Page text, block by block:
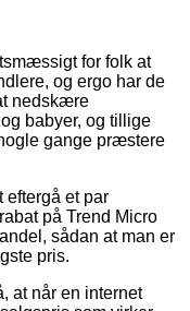
for folk at
og ergo har de
nedskære
babyer, og tillige
gange præstere
eftergå et par
på Trend Micro
sådan at man er
pris.
at når en internet